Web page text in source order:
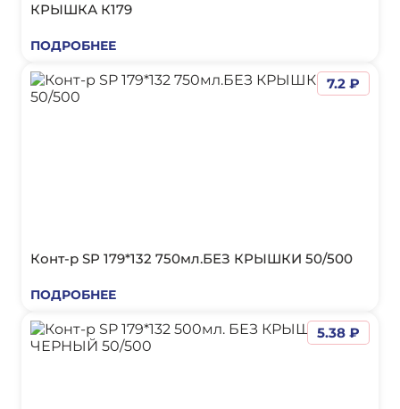
КРЫШКА К179
ПОДРОБНЕЕ
Конт-р SP 179*132 750мл.БЕЗ КРЫШКИ 50/500
ПОДРОБНЕЕ
7.2 ₽
5.38 ₽